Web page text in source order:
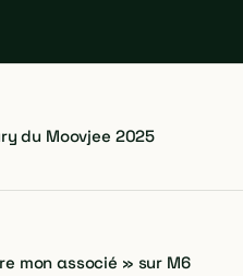
du Moovjee 2025
mon associé » sur M6